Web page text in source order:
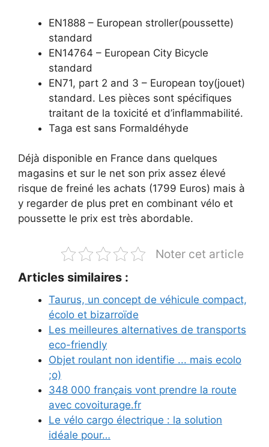
EN1888 – European stroller(poussette)
standard
EN14764 – European City Bicycle
standard
EN71, part 2 and 3 – European toy(jouet)
standard. Les pièces sont spécifiques
traitant de la toxicité et d’inflammabilité.
Taga est sans Formaldéhyde
Déjà disponible en France dans quelques
magasins et sur le net son prix assez élevé
risque de freiné les achats (1799 Euros) mais à
y regarder de plus pret en combinant vélo et
poussette le prix est très abordable.
Noter cet article
Articles similaires :
Taurus, un concept de véhicule compact,
écolo et bizarroïde
Les meilleures alternatives de transports
eco-friendly
Objet roulant non identifie ... mais ecolo
;o)
348 000 français vont prendre la route
avec covoiturage.fr
Le vélo cargo électrique : la solution
idéale pour…